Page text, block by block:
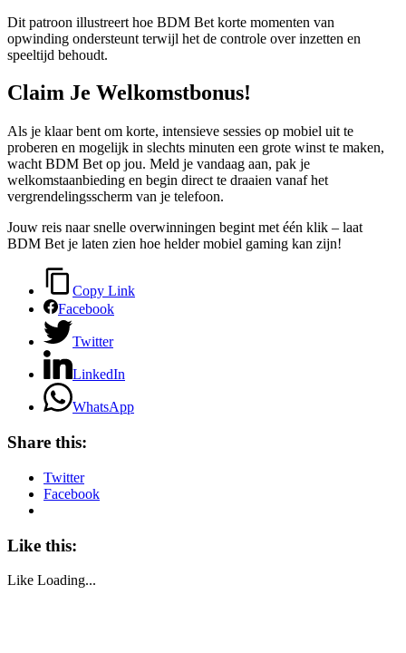
Dit patroon illustreert hoe BDM Bet korte momenten van
opwinding ondersteunt terwijl het de controle over inzetten en
speeltijd behoudt.
Claim Je Welkomstbonus!
Als je klaar bent om korte, intensieve sessies op mobiel uit te
proberen en mogelijk in slechts minuten een grote winst te maken,
wacht BDM Bet op jou. Meld je vandaag aan, pak je
welkomstaanbieding en begin direct te draaien vanaf het
vergrendelingsscherm van je telefoon.
Jouw reis naar snelle overwinningen begint met één klik – laat
BDM Bet je laten zien hoe helder mobiel gaming kan zijn!
Copy Link
Facebook
Twitter
LinkedIn
WhatsApp
Share this:
Twitter
Facebook
Like this:
Like Loading...